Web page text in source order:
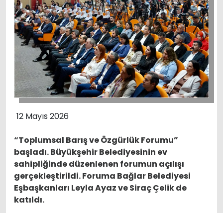
12 Mayıs 2026
“Toplumsal Barış ve Özgürlük Forumu”
başladı. Büyükşehir Belediyesinin ev
sahipliğinde düzenlenen forumun açılışı
gerçekleştirildi. Foruma Bağlar Belediyesi
Eşbaşkanları Leyla Ayaz ve Siraç Çelik de
katıldı.